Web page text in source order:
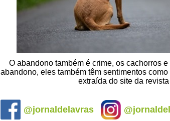
O abandono também é crime, os cachorros
abandono, eles também têm sentimentos
extraída do site da
@jornaldelavras